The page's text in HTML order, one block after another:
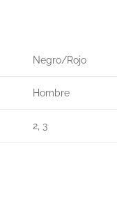
Negro/Rojo
Hombre
2, 3